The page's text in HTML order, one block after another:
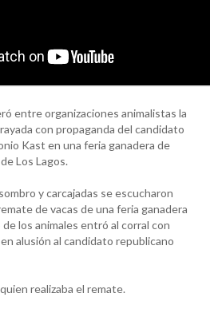
entre organizaciones animalistas la
con propaganda del candidato
Kast en una feria ganadera de
Los Lagos.
y carcajadas se escucharon
de vacas de una feria ganadera
los animales entró al corral con
alusión al candidato republicano
realizaba el remate.